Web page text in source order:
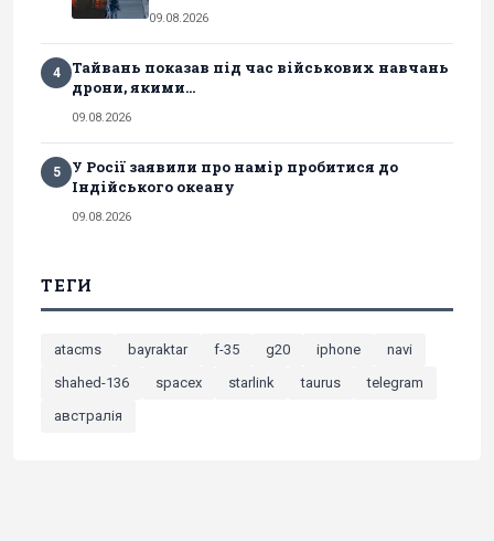
09.08.2026
4
Тайвань показав під час військових навчань
дрони, якими...
09.08.2026
5
У Росії заявили про намір пробитися до
Індійського океану
09.08.2026
ТЕГИ
atacms bayraktar f-35 g20 iphone
navi
shahed-136
spacex starlink taurus
telegram
австралія